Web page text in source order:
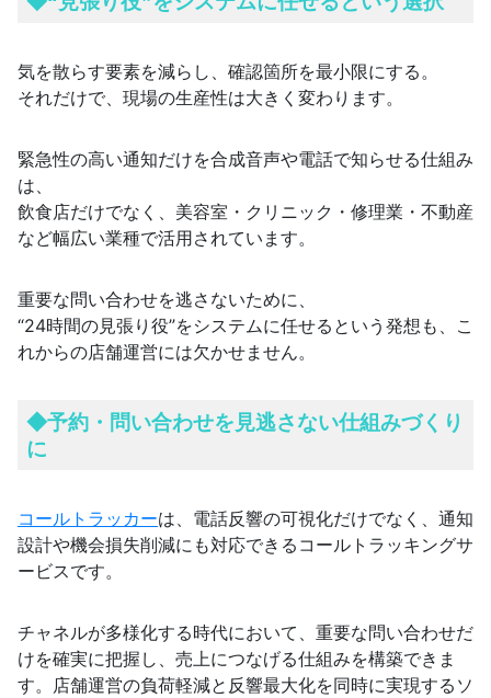
気を散らす要素を減らし、確認箇所を最小限にする。
それだけで、現場の生産性は大きく変わります。
緊急性の高い通知だけを合成音声や電話で知らせる仕組み
は、
飲食店だけでなく、美容室・クリニック・修理業・不動産
など幅広い業種で活用されています。
重要な問い合わせを逃さないために、
“24時間の見張り役”をシステムに任せるという発想も、こ
れからの店舗運営には欠かせません。
◆予約・問い合わせを見逃さない仕組みづくり
に
コールトラッカーは、電話反響の可視化だけでなく、通知
設計や機会損失削減にも対応できるコールトラッキングサ
ービスです。
チャネルが多様化する時代において、重要な問い合わせだ
けを確実に把握し、売上につなげる仕組みを構築できま
す。店舗運営の負荷軽減と反響最大化を同時に実現するソ